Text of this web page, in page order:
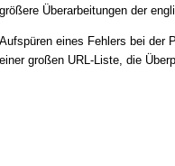
Überarbeitungen der
eines Fehlers bei der
großen URL-Liste, die